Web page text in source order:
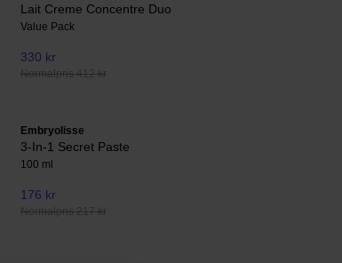
Lait Creme Concentre Duo
Value Pack
330 kr
Normalpris 412 kr
Embryolisse
3-In-1 Secret Paste
100 ml
176 kr
Normalpris 217 kr